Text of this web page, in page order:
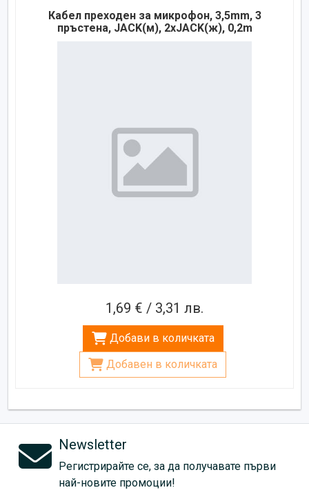
Кабел преходен за микрофон, 3,5mm, 3
пръстена, JACK(м), 2xJACK(ж), 0,2m
1,69 € / 3,31 лв.
Добави в количката
Добавен в количката
Newsletter
Регистрирайте се, за да получавате първи
най-новите промоции!